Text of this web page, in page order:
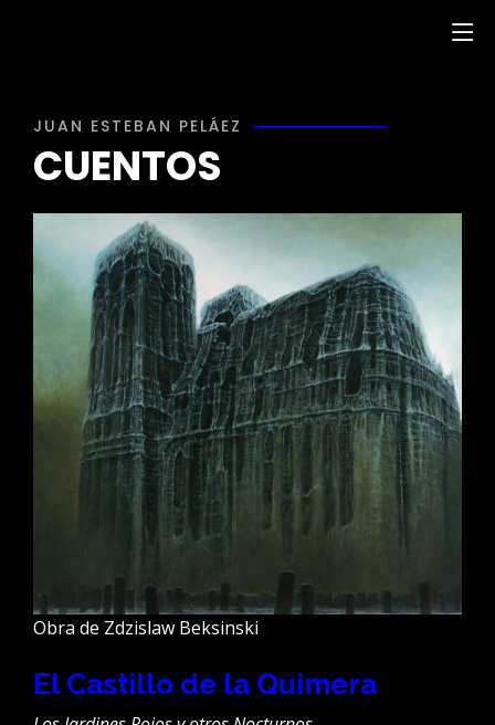
JUAN ESTEBAN PELÁEZ
CUENTOS
Obra de Zdzislaw Beksinski
El Castillo de la Quimera